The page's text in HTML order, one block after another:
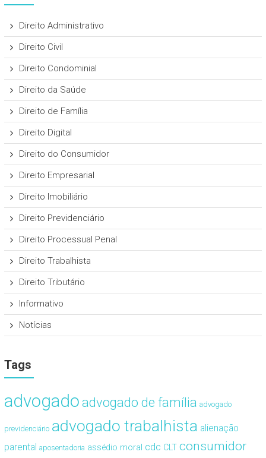
Direito Administrativo
Direito Civil
Direito Condominial
Direito da Saúde
Direito de Família
Direito Digital
Direito do Consumidor
Direito Empresarial
Direito Imobiliário
Direito Previdenciário
Direito Processual Penal
Direito Trabalhista
Direito Tributário
Informativo
Notícias
Tags
advogado advogado de família advogado
previdenciário advogado trabalhista alienação
parental aposentadoria assédio moral cdc CLT consumidor